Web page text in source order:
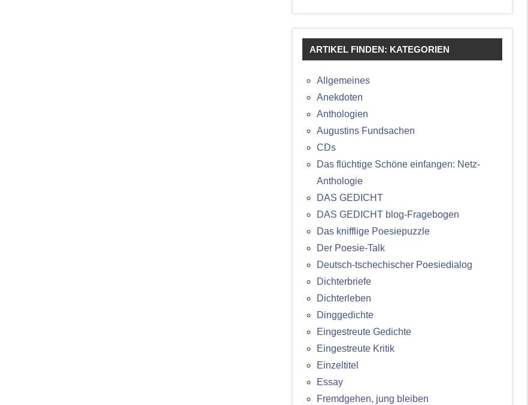
ARTIKEL FINDEN: KATEGORIEN
Allgemeines
Anekdoten
Anthologien
Augustins Fundsachen
CDs
Das flüchtige Schöne einfangen: Netz-
Anthologie
DAS GEDICHT
DAS GEDICHT blog-Fragebogen
Das knifflige Poesiepuzzle
Der Poesie-Talk
Deutsch-tschechischer Poesiedialog
Dichterbriefe
Dichterleben
Dinggedichte
Eingestreute Gedichte
Eingestreute Kritik
Einzeltitel
Essay
Fremdgehen, jung bleiben